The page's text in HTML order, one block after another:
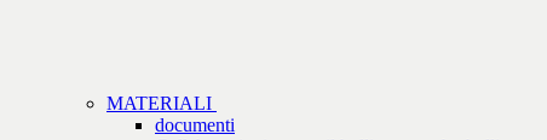
MATERIALI
documenti